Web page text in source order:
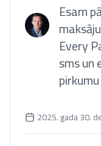
Esam
Every
sms un
2025. gada 30.